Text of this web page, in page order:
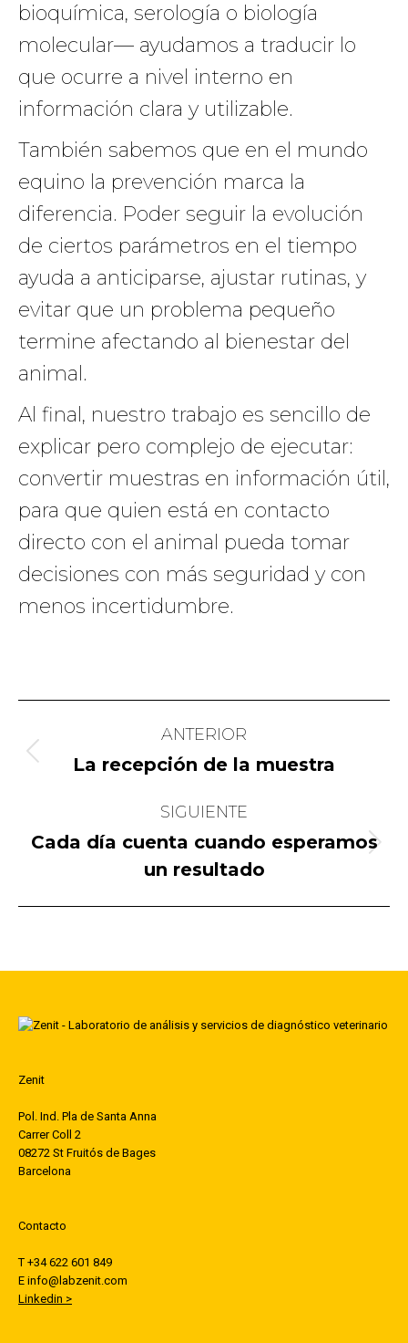
bioquímica, serología o biología
molecular— ayudamos a traducir lo
que ocurre a nivel interno en
información clara y utilizable.
También sabemos que en el mundo
equino la prevención marca la
diferencia. Poder seguir la evolución
de ciertos parámetros en el tiempo
ayuda a anticiparse, ajustar rutinas, y
evitar que un problema pequeño
termine afectando al bienestar del
animal.
Al final, nuestro trabajo es sencillo de
explicar pero complejo de ejecutar:
convertir muestras en información útil,
para que quien está en contacto
directo con el animal pueda tomar
decisiones con más seguridad y con
menos incertidumbre.
entre
ANTERIOR
Publicación
La recepción de la muestra
SIGUIENTE
Publicación
Cada día cuenta cuando esperamos
un resultado
Zenit
Pol. Ind. Pla de Santa Anna
Carrer Coll 2
08272 St Fruitós de Bages
Barcelona
Contacto
T +34 622 601 849
E info@labzenit.com
Linkedin >